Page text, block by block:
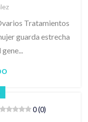
Tratamientos
guarda estrecha
0 (0)